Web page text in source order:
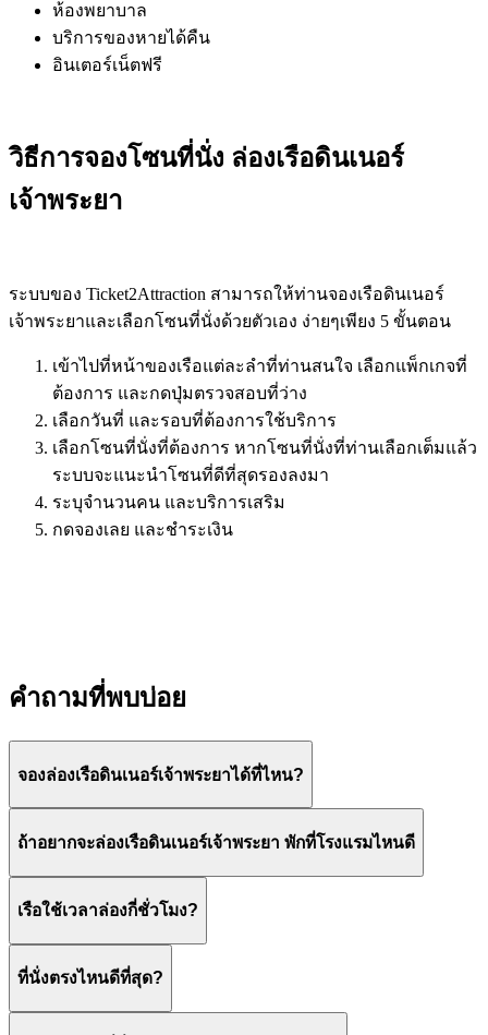
ห้องพยาบาล
บริการของหายได้คืน
อินเตอร์เน็ตฟรี
วิธีการจองโซนที่นั่ง ล่องเรือดินเนอร์
เจ้าพระยา
ระบบของ Ticket2Attraction สามารถให้ท่านจองเรือดินเนอร์
เจ้าพระยาและเลือกโซนที่นั่งด้วยตัวเอง ง่ายๆเพียง 5 ขั้นตอน
เข้าไปที่หน้าของเรือแต่ละลำที่ท่านสนใจ เลือกแพ็กเกจที่
ต้องการ และกดปุ่มตรวจสอบที่ว่าง
เลือกวันที่ และรอบที่ต้องการใช้บริการ
เลือกโซนที่นั่งที่ต้องการ หากโซนที่นั่งที่ท่านเลือกเต็มแล้ว
ระบบจะแนะนำโซนที่ดีที่สุดรองลงมา
ระบุจำนวนคน และบริการเสริม
กดจองเลย และชำระเงิน
คำถามที่พบบ่อย
จองล่องเรือดินเนอร์เจ้าพระยาได้ที่ไหน?
ถ้าอยากจะล่องเรือดินเนอร์เจ้าพระยา พักที่โรงแรมไหนดี
เรือใช้เวลาล่องกี่ชั่วโมง?
ที่นั่งตรงไหนดีที่สุด?